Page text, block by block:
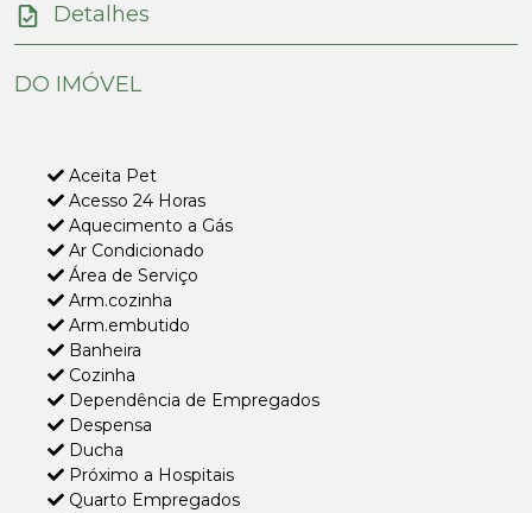
Detalhes
DO IMÓVEL
Aceita Pet
Acesso 24 Horas
Aquecimento a Gás
Ar Condicionado
Área de Serviço
Arm.cozinha
Arm.embutido
Banheira
Cozinha
Dependência de Empregados
Despensa
Ducha
Próximo a Hospitais
Quarto Empregados